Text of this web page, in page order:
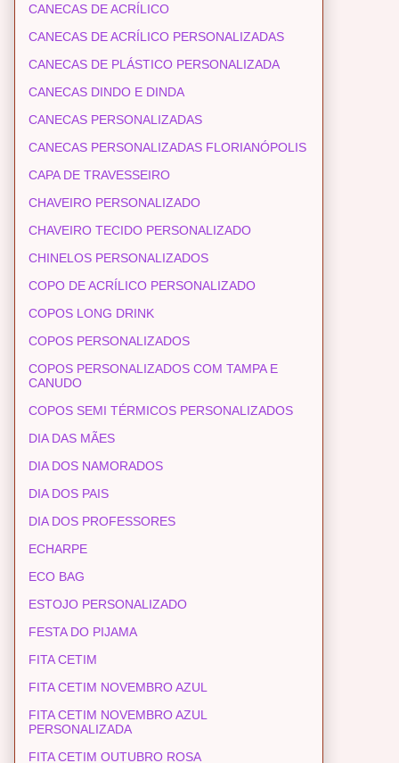
CANECAS DE ACRÍLICO
CANECAS DE ACRÍLICO PERSONALIZADAS
CANECAS DE PLÁSTICO PERSONALIZADA
CANECAS DINDO E DINDA
CANECAS PERSONALIZADAS
CANECAS PERSONALIZADAS FLORIANÓPOLIS
CAPA DE TRAVESSEIRO
CHAVEIRO PERSONALIZADO
CHAVEIRO TECIDO PERSONALIZADO
CHINELOS PERSONALIZADOS
COPO DE ACRÍLICO PERSONALIZADO
COPOS LONG DRINK
COPOS PERSONALIZADOS
COPOS PERSONALIZADOS COM TAMPA E
CANUDO
COPOS SEMI TÉRMICOS PERSONALIZADOS
DIA DAS MÃES
DIA DOS NAMORADOS
DIA DOS PAIS
DIA DOS PROFESSORES
ECHARPE
ECO BAG
ESTOJO PERSONALIZADO
FESTA DO PIJAMA
FITA CETIM
FITA CETIM NOVEMBRO AZUL
FITA CETIM NOVEMBRO AZUL
PERSONALIZADA
FITA CETIM OUTUBRO ROSA